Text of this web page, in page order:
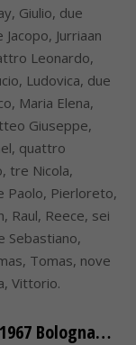
Giulio, due
Jurriaan
Leonardo,
Ludovica, due
Maria Elena,
Giuseppe,
quattro
tre Nicola,
Paolo, Pierloreto,
Raul, Reece, sei
Sebastiano,
Tomas, nove
Vittorio.
Bologna…